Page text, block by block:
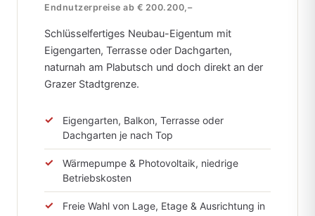
Endnutzerpreise ab € 200.200,–
Schlüsselfertiges Neubau-Eigentum mit
Eigengarten, Terrasse oder Dachgarten,
naturnah am Plabutsch und doch direkt an der
Grazer Stadtgrenze.
Eigengarten, Balkon, Terrasse oder
Dachgarten je nach Top
Wärmepumpe & Photovoltaik, niedrige
Betriebskosten
Freie Wahl von Lage, Etage & Ausrichtung in